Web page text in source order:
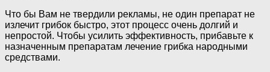
Что бы Вам не твердили рекламы, не один препарат не
излечит грибок быстро, этот процесс очень долгий и
непростой. Чтобы усилить эффективность, прибавьте к
назначенным препаратам лечение грибка народными
средствами.